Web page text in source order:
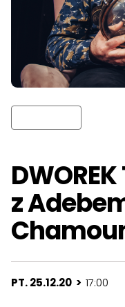
z
PT. 25.12.20 > 17:00